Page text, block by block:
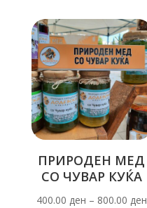
ПРИРОДЕН МЕД
СО ЧУВАР КУЌА
400.00 ден – 800.00 ден